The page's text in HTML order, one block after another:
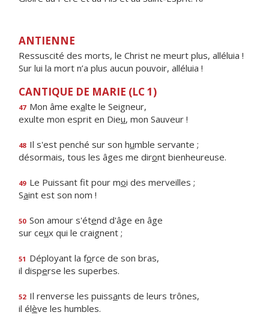
ANTIENNE
Ressuscité des morts, le Christ ne meurt plus, alléluia !
Sur lui la mort n’a plus aucun pouvoir, alléluia !
CANTIQUE DE MARIE (LC 1)
47 Mon âme exalte le Seigneur,
exulte mon esprit en Dieu, mon Sauveur !
48 Il s'est penché sur son humble servante ;
désormais, tous les âges me diront bienheureuse.
49 Le Puissant fit pour moi des merveilles ;
Saint est son nom !
50 Son amour s'étend d'âge en âge
sur ceux qui le craignent ;
51 Déployant la force de son bras,
il disperse les superbes.
52 Il renverse les puissants de leurs trônes,
il élève les humbles.